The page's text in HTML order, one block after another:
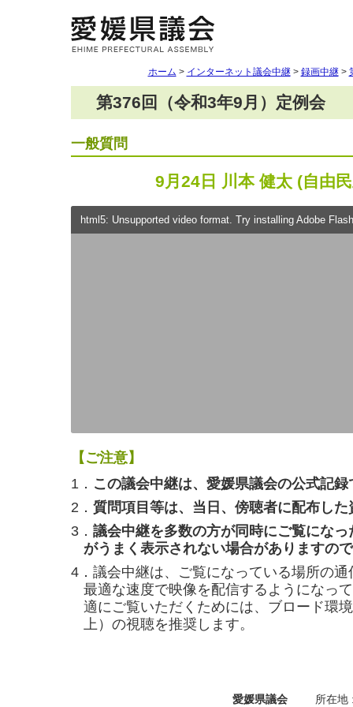
ホーム > インターネット議会中継> 録画中継>
第376回（令和3年9月）定例会
一般質問
9月24日 川本 健太 (自由
html5: Unsupported video format. Try installing Adobe
【ご注意】
1． この議会中継は、愛媛県議会の公式記
2． 質問項目等は、当日、傍聴者に配布した
3． 議会中継を多数の方が同時にご覧にな
がうまく表示されない場合がありますの
4．議会中継は、ご覧になっている場所の
最適な速度で映像を配信するようになっ
適にご覧いただくためには、ブロード環
上）の視聴を推奨します。
愛媛県議会
所在地